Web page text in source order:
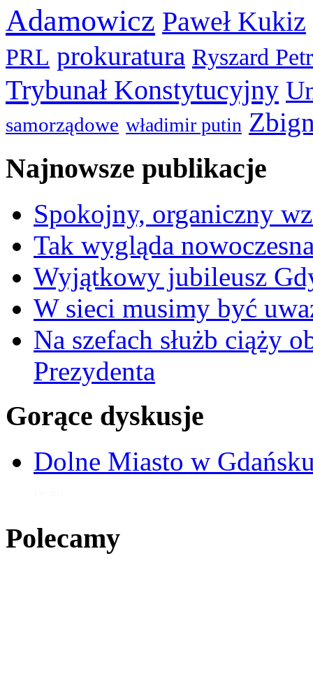
Adamowicz Paweł Kukiz
PRL prokuratura Ryszard
Trybunał Konstytucyjny
samorządowe władimir putin
Najnowsze publikacje
Spokojny, organiczny
Tak wygląda
Wyjątkowy jubileusz
W sieci musimy być
Na szefach służb ciąży
Prezydenta
Gorące dyskusje
Dolne Miasto w
Polecamy